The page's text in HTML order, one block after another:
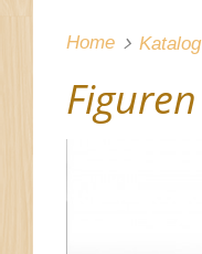
Home Katalog
Figuren